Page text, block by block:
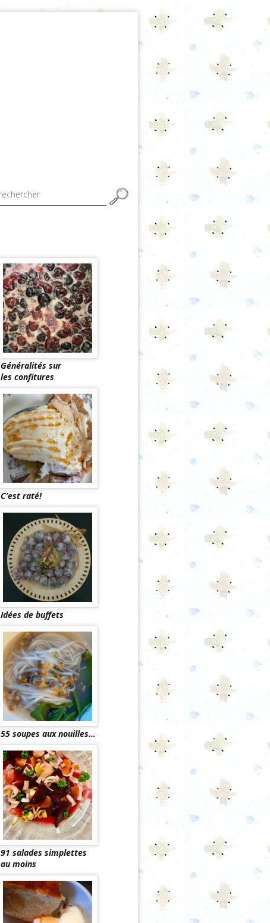
Généralités sur
les confitures
C’est raté!
Idées de buffets
55 soupes aux nouilles…
91 salades simplettes
au moins